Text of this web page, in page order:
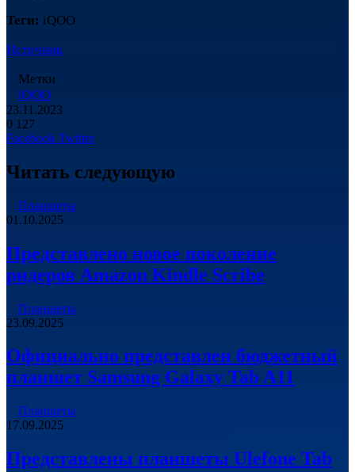
Теги: iQOO
Источник
Метки
iQOO
23.11.2023
0 127
Facebook TwitterLinkedIn
Pinterest
Вконтакте
Одноклассники
Skype
WhatsApp
Telegram
Viber
Читать следующую
Планшеты
01.10.2025
Представлено новое поколение
ридеров Amazon Kindle Scribe
Планшеты
23.09.2025
Официально представлен бюджетный
планшет Samsung Galaxy Tab A11
Планшеты
17.09.2025
Представлены планшеты Ulefone Tab